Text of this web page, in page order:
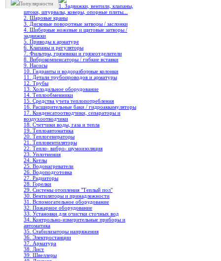
Популярности
1. Задвижки, вентили, клапаны,
штоки, штурвалы, коверы, опорные плиты...
2. Шаровые краны
3. Дисковые поворотные затворы / заслонки
4. Шиберные ножевые и щитовые затворы /
задвижки
5. Приводы к арматуре
6. Клапаны и регуляторы
7. Фильтры, грязевики и грязеотделители
8. Виброкомпенсаторы / гибкие вставки
9. Насосы
10. Гидранты и водоразборные колонки
11. Детали трубопроводов и арматуры
12. Трубы
13. Холодильное oборудование
14. Теплообменники
15. Средства учета теплопотребления
16. Расширительные баки / гидроаккамуляторы
17. Конденсатоотводчики, сепараторы и
воздухоотводчики
18. Счетчики воды, газа и тепла
19. Теплоавтоматика
20. Теплогенераторы
21. Тепловентиляторы
22. Тепло- вибро- шумоизоляция
23. Уплотнения
24. Котлы
25. Водонагреватели
26. Водоподготовка
27. Радиаторы
28. Горелки
29. Системы отопления "Теплый пол"
30. Вентиляторы и принадлежности
31. Вспомогательное оборудование
32. Пожарное оборудование
33. Установки для очистки сточных вод
34. Контрольно-измерительные приборы и
автоматика
35. Стабилизаторы напряжения
36. Электростанции
37. Арматура
38. Лист
39. Швеллеры